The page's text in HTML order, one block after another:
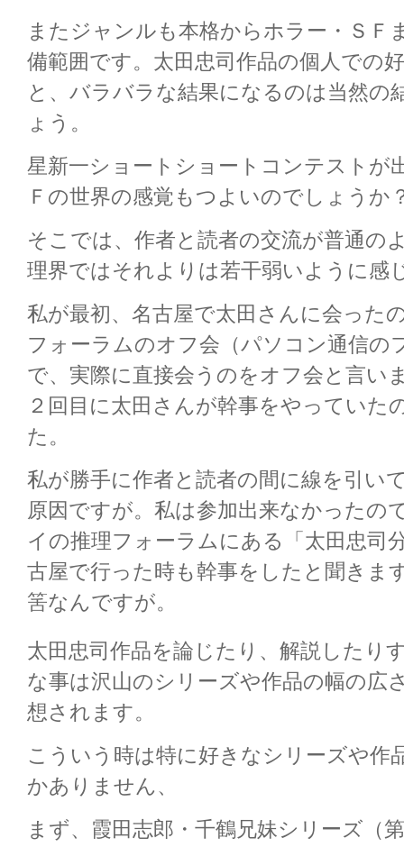
またジャンルも本格からホラー・ＳＦ
備範囲です。太田忠司作品の個人での
と、バラバラな結果になるのは当然の
ょう。
星新一ショートショートコンテストが
Ｆの世界の感覚もつよいのでしょうか
そこでは、作者と読者の交流が普通の
理界ではそれよりは若干弱いように感
私が最初、名古屋で太田さんに会った
フォーラムのオフ会（パソコン通信の
で、実際に直接会うのをオフ会と言い
２回目に太田さんが幹事をやっていた
た。
私が勝手に作者と読者の間に線を引い
原因ですが。私は参加出来なかったの
イの推理フォーラムにある「太田忠司
古屋で行った時も幹事をしたと聞きま
筈なんですが。
太田忠司作品を論じたり、解説したり
な事は沢山のシリーズや作品の幅の広
想されます。
こういう時は特に好きなシリーズや作
かありません、
まず、霞田志郎・千鶴兄妹シリーズ（